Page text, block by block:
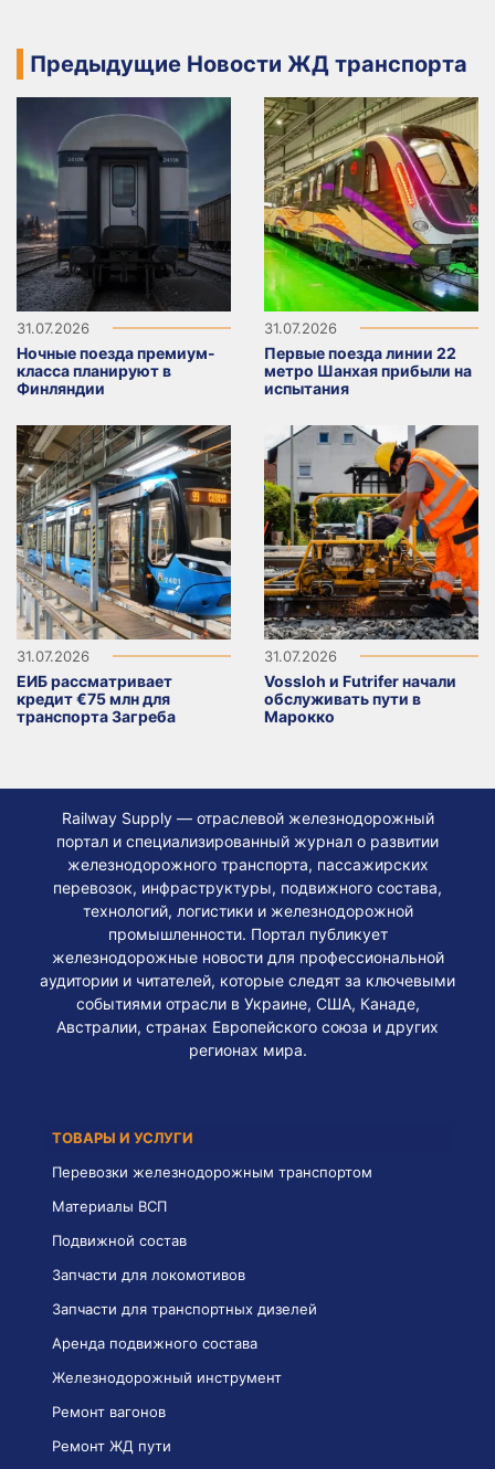
Предыдущие Новости ЖД транспорта
31.07.2026
Ночные поезда премиум-
класса планируют в
Финляндии
31.07.2026
Первые поезда линии 22
метро Шанхая прибыли на
испытания
31.07.2026
ЕИБ рассматривает
кредит €75 млн для
транспорта Загреба
31.07.2026
Vossloh и Futrifer начали
обслуживать пути в
Марокко
Railway Supply — отраслевой железнодорожный
портал и специализированный журнал о развитии
железнодорожного транспорта, пассажирских
перевозок, инфраструктуры, подвижного состава,
технологий, логистики и железнодорожной
промышленности. Портал публикует
железнодорожные новости для профессиональной
аудитории и читателей, которые следят за ключевыми
событиями отрасли в Украине, США, Канаде,
Австралии, странах Европейского союза и других
регионах мира.
ТОВАРЫ И УСЛУГИ
Перевозки железнодорожным транспортом
Материалы ВСП
Подвижной состав
Запчасти для локомотивов
Запчасти для транспортных дизелей
Аренда подвижного состава
Железнодорожный инструмент
Ремонт вагонов
Ремонт ЖД пути